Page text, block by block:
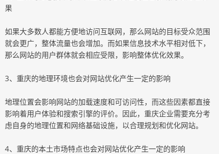
果
如果大多数人都能方便地访问互联网，那么网站的目标受众范围
就会更广，整体流量也会增加。而如果信息技术水平相对低下，
那么网站的用户群体就会相应受限，影响整体优化效果。
3、重庆的地理环境也会对网站优化产生一定的影响
地理位置会影响网站的加载速度和可访问性，而这些因素都直接
影响着用户体验和搜索引擎的评价。因此，重庆企业需要充分考
虑自身的地理位置和网络基础设施，以合理规划和优化网站。
4、重庆的本土市场特点也会对网站优化产生一定的影响